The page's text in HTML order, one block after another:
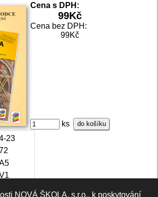
Cena s DPH:
99Kč
Cena bez DPH:
99Kč
ks do košíku
23
NOVÁ ŠKOLA, s.r.o., k poskytování